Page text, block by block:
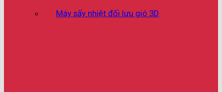
Máy sấy nhiệt đối lưu gió 3D